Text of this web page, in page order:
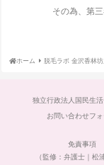
S-Labo（エスラ
ボ）
その為、第
ホーム 脱毛ラボ 金沢香林
独立行政法人国民生
お問い合わせフ
免責事項
（監修：弁護士｜松